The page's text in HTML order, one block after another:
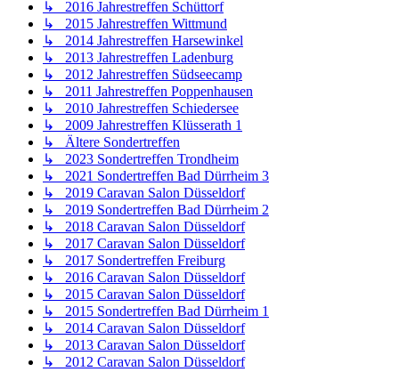
↳ 2016 Jahrestreffen Schüttorf
↳ 2015 Jahrestreffen Wittmund
↳ 2014 Jahrestreffen Harsewinkel
↳ 2013 Jahrestreffen Ladenburg
↳ 2012 Jahrestreffen Südseecamp
↳ 2011 Jahrestreffen Poppenhausen
↳ 2010 Jahrestreffen Schiedersee
↳ 2009 Jahrestreffen Klüsserath 1
↳ Ältere Sondertreffen
↳ 2023 Sondertreffen Trondheim
↳ 2021 Sondertreffen Bad Dürrheim 3
↳ 2019 Caravan Salon Düsseldorf
↳ 2019 Sondertreffen Bad Dürrheim 2
↳ 2018 Caravan Salon Düsseldorf
↳ 2017 Caravan Salon Düsseldorf
↳ 2017 Sondertreffen Freiburg
↳ 2016 Caravan Salon Düsseldorf
↳ 2015 Caravan Salon Düsseldorf
↳ 2015 Sondertreffen Bad Dürrheim 1
↳ 2014 Caravan Salon Düsseldorf
↳ 2013 Caravan Salon Düsseldorf
↳ 2012 Caravan Salon Düsseldorf